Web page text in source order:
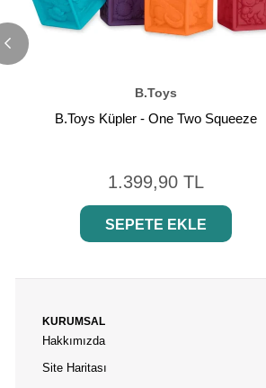
B.Toys
B.Toys Küpler - One Two Squeeze
1.399,90 TL
SEPETE EKLE
KURUMSAL
Hakkımızda
Site Haritası